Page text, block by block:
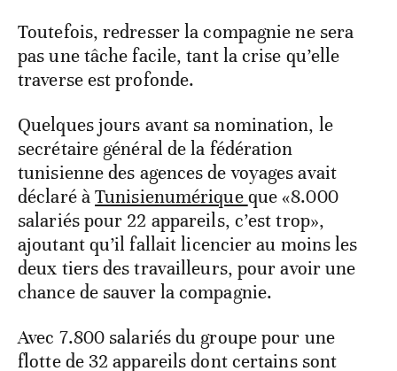
Toutefois, redresser la compagnie ne sera
pas une tâche facile, tant la crise qu’elle
traverse est profonde.
Quelques jours avant sa nomination, le
secrétaire général de la fédération
tunisienne des agences de voyages avait
déclaré àTunisienumériqueque «8.000
salariés pour 22 appareils, c’est trop»,
ajoutant qu’il fallait licencier au moins les
deux tiers des travailleurs, pour avoir une
chance de sauver la compagnie.
Avec 7.800 salariés du groupe pour une
flotte de 32 appareils dont certains sont